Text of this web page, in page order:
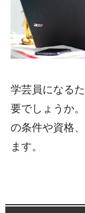
学芸員になる
要でしょうか
の条件や資格
ます。